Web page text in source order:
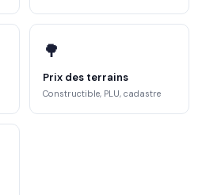
🌳
Prix des terrains
Constructible, PLU, cadastre